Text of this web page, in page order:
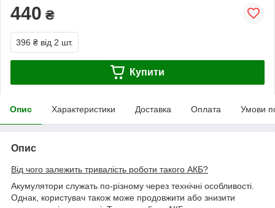
440 ₴
396 ₴ від 2 шт.
Купити
Опис Характеристики Доставка Оплата Умови
Опис
Від чого залежить тривалість роботи такого АКБ?
Акумулятори служать по-різному через технічні особливості.
Однак, користувач також може продовжити або знизити